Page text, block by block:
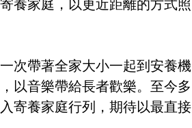
養家庭，以更近距離的方式照
次帶著全家大小一起到安養機
以音樂帶給長者歡樂。至今多
寄養家庭行列，期待以最直接